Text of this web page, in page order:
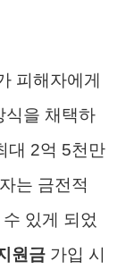
피해자에게
식을 채택하
대 2억 5천만
는 금전적
있게 되었
원금 가입 시